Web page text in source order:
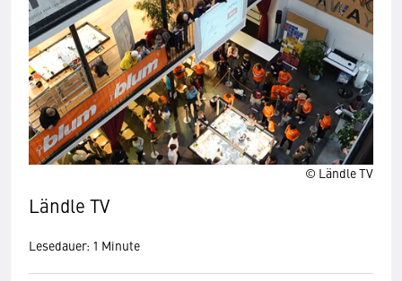
© Ländle TV
Ländle TV
Lesedauer: 1 Minute
Wir benötigen Ihre Zustimmung